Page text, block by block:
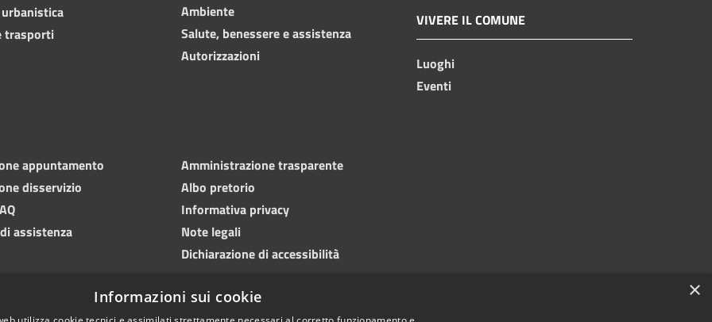
trasporti
Ambiente
Salute, benessere e assistenza
Autorizzazioni
VIVERE IL COMUNE
Luoghi
Eventi
appuntamento
disservizio
assistenza
Amministrazione trasparente
Albo pretorio
Informativa privacy
Note legali
Dichiarazione di accessibilità
×
Informazioni sui cookie